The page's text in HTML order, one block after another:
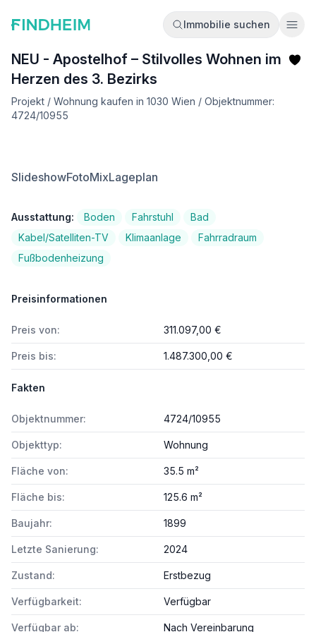
Immobilie suchen
NEU - Apostelhof – Stilvolles Wohnen im
Herzen des 3. Bezirks
Projekt / Wohnung kaufen in 1030 Wien / Objektnummer:
4724/10955
SlideshowFotoMixLageplan
Ausstattung: Boden Fahrstuhl
Bad
Kabel/Satelliten-TV
Klimaanlage
Fahrradraum
Fußbodenheizung
Preisinformationen
Preis von: 311.097,00 €
Preis bis: 1.487.300,00 €
Fakten
Objektnummer: 4724/10955
Objekttyp: Wohnung
Fläche von: 35.5 m²
Fläche bis: 125.6 m²
Baujahr: 1899
Letzte Sanierung: 2024
Zustand: Erstbezug
Verfügbarkeit: Verfügbar
Verfügbar ab: Nach Vereinbarung